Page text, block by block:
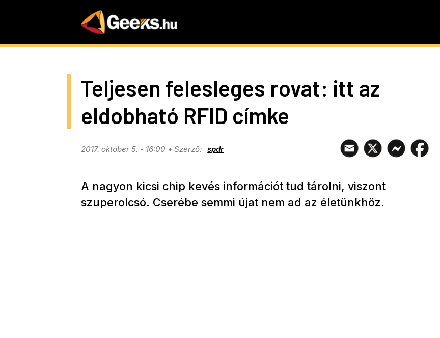
Teljesen felesleges rovat: itt az
eldobható RFID címke
2017. október 5. - 16:00 spdr
A nagyon kicsi chip kevés információt tud tárolni, viszont
szuperolcsó. Cserébe semmi újat nem ad az életünkhöz.